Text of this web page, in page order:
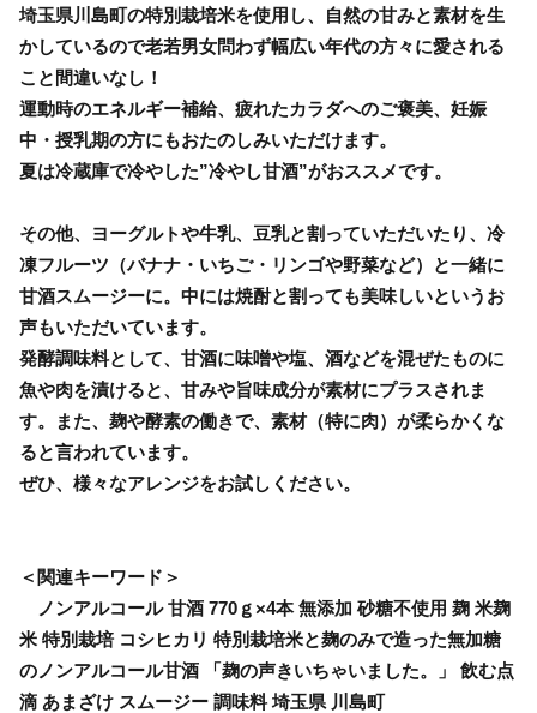
埼玉県川島町の特別栽培米を使用し、自然の甘みと素材を生
かしているので老若男女問わず幅広い年代の方々に愛される
こと間違いなし！
運動時のエネルギー補給、疲れたカラダへのご褒美、妊娠
中・授乳期の方にもおたのしみいただけます。
夏は冷蔵庫で冷やした”冷やし甘酒”がおススメです。
その他、ヨーグルトや牛乳、豆乳と割っていただいたり、冷
凍フルーツ（バナナ・いちご・リンゴや野菜など）と一緒に
甘酒スムージーに。中には焼酎と割っても美味しいというお
声もいただいています。
発酵調味料として、甘酒に味噌や塩、酒などを混ぜたものに
魚や肉を漬けると、甘みや旨味成分が素材にプラスされま
す。また、麹や酵素の働きで、素材（特に肉）が柔らかくな
ると言われています。
ぜひ、様々なアレンジをお試しください。
＜関連キーワード＞
ノンアルコール 甘酒 770ｇ×4本 無添加 砂糖不使用 麹 米麹
米 特別栽培 コシヒカリ 特別栽培米と麹のみで造った無加糖
のノンアルコール甘酒 「麹の声きいちゃいました。」 飲む点
滴 あまざけ スムージー 調味料 埼玉県 川島町